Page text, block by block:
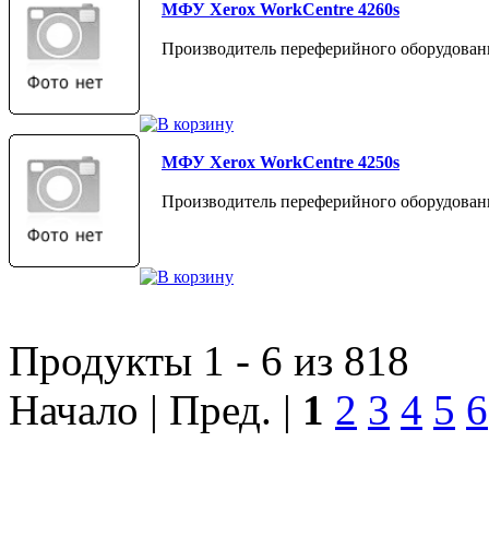
МФУ Xerox WorkCentre 4260s
Производитель переферийного
МФУ Xerox WorkCentre 4250s
Производитель переферийного
Продукты 1 - 6 из 818
Начало | Пред. | 1 2 3 4 5 6